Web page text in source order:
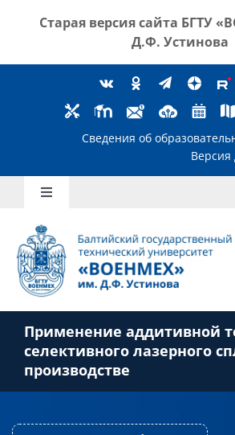
Старая версия сайта БГТУ
Д.Ф. Устинова
Сведения об
Toggle
Школьникам
Абитуриентам
Студентам
Преподавателям
Применение аддитивной
селективного лазерного
производстве